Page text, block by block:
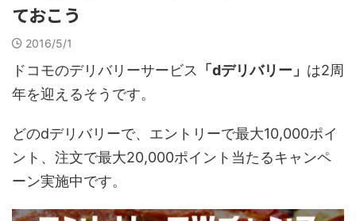
ておこう
2016/5/1
ドコモのデリバリーサービス 「dデリバリー」 は2周
年を迎えるそうです。
どのdデリバリーで、エントリーで最大10,000ポイ
ント、注文で最大20,000ポイント当たるキャンペ
ーン実施中です。